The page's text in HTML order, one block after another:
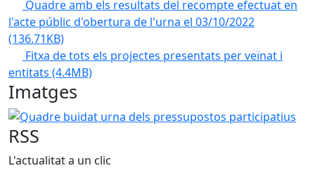
Quadre amb els resultats del recompte efectuat en
l'acte públic d'obertura de l'urna el 03/10/2022
(136.71KB)
Fitxa de tots els projectes presentats per veïnat i
entitats (4.4MB)
Imatges
Quadre buidat urna dels pressupostos participatius
RSS
L'actualitat a un clic